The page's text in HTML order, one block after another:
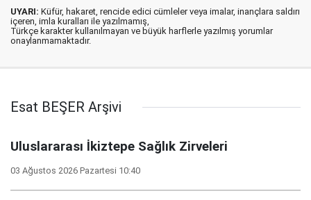
UYARI: Küfür, hakaret, rencide edici cümleler veya imalar, inançlara saldırı
içeren, imla kuralları ile yazılmamış,
Türkçe karakter kullanılmayan ve büyük harflerle yazılmış yorumlar
onaylanmamaktadır.
Esat BEŞER Arşivi
Uluslararası İkiztepe Sağlık Zirveleri
03 Ağustos 2026 Pazartesi 10:40